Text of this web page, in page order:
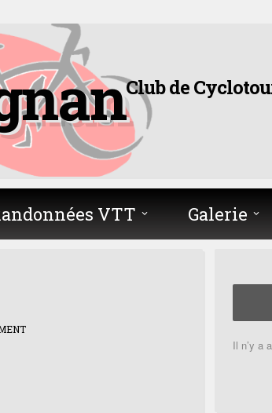
Club de
VTT Galerie
Il n’y a